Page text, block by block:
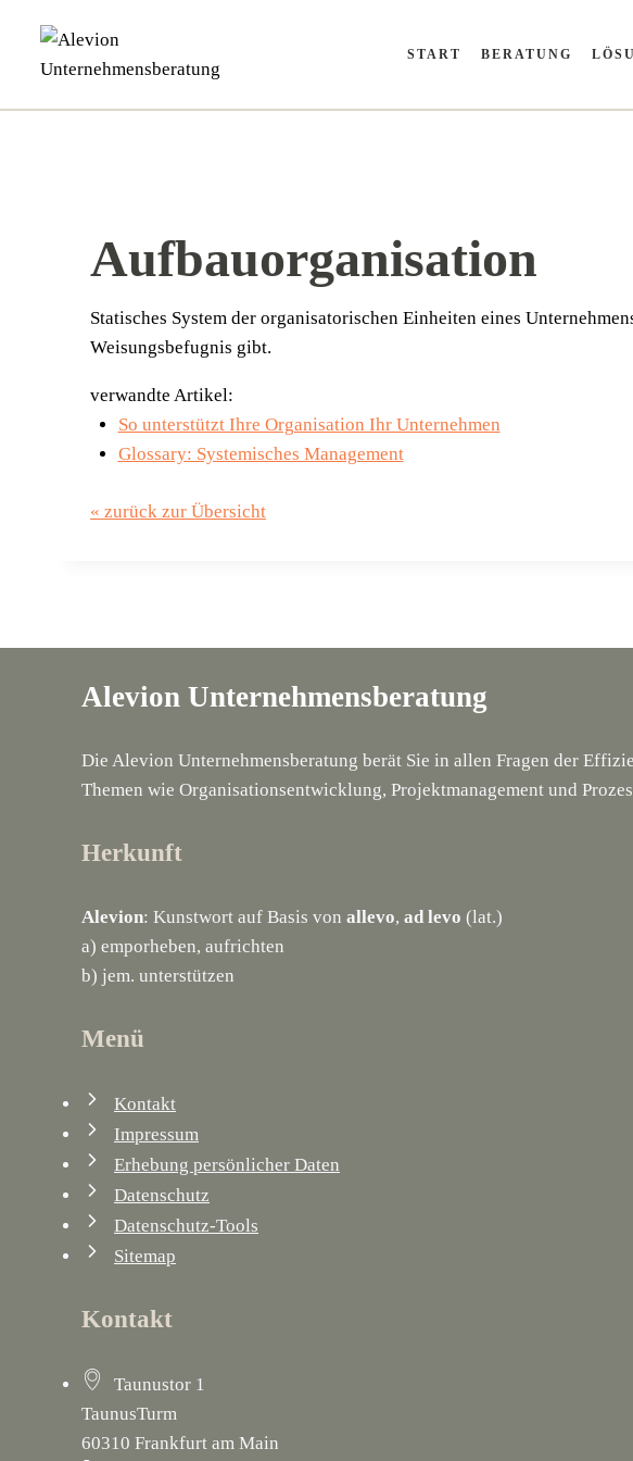
Inhalt
springen
START BERATUNG
Aufbauorganisation
Sta­ti­sches Sys­tem der orga­ni­sa­to­ri­schen Ein­hei­ten eines
Wei­sungs­be­fug­nis gibt.
verwandte Artikel:
So unterstützt Ihre Organisation Ihr Unternehmen
Glossary: Systemisches Management
« zurück zur Übersicht
Alevion Unternehmensberatung
Die Alevion Unternehmensberatung berät Sie in allen Fragen der
Themen wie Organisationsentwicklung, Projektmanagement und
Herkunft
Alevion: Kunstwort auf Basis von allevo, ad levo (lat.)
a) emporheben, aufrichten
b) jem. unterstützen
Menü
Kontakt
Impressum
Erhebung persönlicher Daten
Datenschutz
Datenschutz-Tools
Sitemap
Kontakt
Taunustor 1
TaunusTurm
60310 Frankfurt am Main